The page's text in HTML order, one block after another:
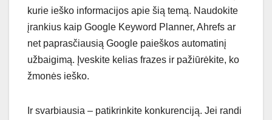
kurie ieško informacijos apie šią temą. Naudokite
įrankius kaip Google Keyword Planner, Ahrefs ar
net paprasčiausią Google paieškos automatinį
užbaigimą. Įveskite kelias frazes ir pažiūrėkite, ko
žmonės ieško.
Ir svarbiausia – patikrinkite konkurenciją. Jei randi